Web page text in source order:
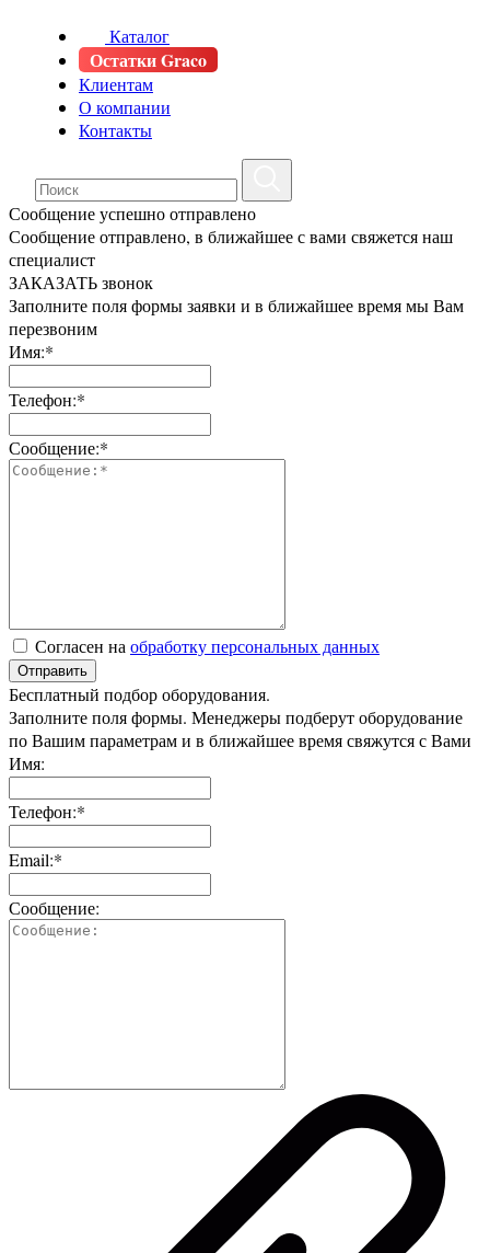
Каталог
Остатки Graco
Клиентам
О компании
Контакты
Сообщение успешно отправлено
Сообщение отправлено, в ближайшее с вами свяжется наш
специалист
ЗАКАЗАТЬ звонок
Заполните поля формы заявки и в ближайшее время мы Вам
перезвоним
Имя:*
Телефон:*
Сообщение:*
Согласен на обработку персональных данных
Отправить
Бесплатный подбор оборудования.
Заполните поля формы. Менеджеры подберут оборудование
по Вашим параметрам и в ближайшее время свяжутся с Вами
Имя:
Телефон:*
Email:*
Сообщение: